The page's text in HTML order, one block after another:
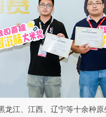
江、江西、辽宁等十余种原